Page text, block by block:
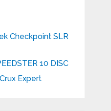
Checkpoint SLR
10 DISC
Expert